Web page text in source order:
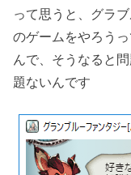
って思うと、グラ
のゲームをやろう
んで、そうなると
題ないんです